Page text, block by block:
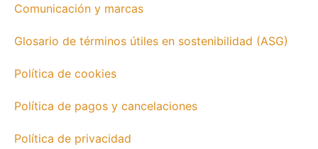
Comunicación y marcas
Glosario de términos útiles en sostenibilidad (ASG)
Política de cookies
Política de pagos y cancelaciones
Política de privacidad